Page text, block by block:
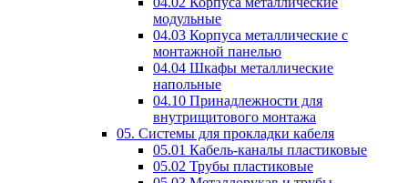
модульные
04.03 Корпуса металлические с
монтажной панелью
04.04 Шкафы металлические
напольные
04.10 Принадлежности для
внутрищитового монтажа
05. Системы для прокладки кабеля
05.01 Кабель-каналы пластиковые
05.02 Трубы пластиковые